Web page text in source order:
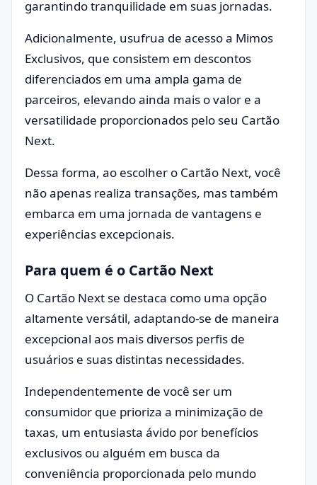
garantindo tranquilidade em suas jornadas.
Adicionalmente, usufrua de acesso a Mimos
Exclusivos, que consistem em descontos
diferenciados em uma ampla gama de
parceiros, elevando ainda mais o valor e a
versatilidade proporcionados pelo seu Cartão
Next.
Dessa forma, ao escolher o Cartão Next, você
não apenas realiza transações, mas também
embarca em uma jornada de vantagens e
experiências excepcionais.
Para quem é o Cartão Next
O Cartão Next se destaca como uma opção
altamente versátil, adaptando-se de maneira
excepcional aos mais diversos perfis de
usuários e suas distintas necessidades.
Independentemente de você ser um
consumidor que prioriza a minimização de
taxas, um entusiasta ávido por benefícios
exclusivos ou alguém em busca da
conveniência proporcionada pelo mundo